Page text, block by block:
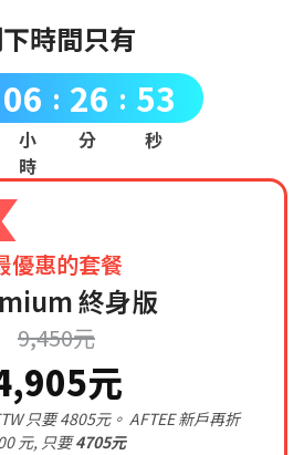
時間只有
06
小
時
: 26
分
: 52
秒
優惠的套餐
終身版
9,450元
元
只要 4805元。 AFTEE 新戶再折
元, 只要4705元